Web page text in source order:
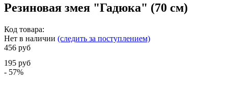
Резиновая змея "Гадюка" (70 см)
Код товара:
Нет в наличии (следить за поступлением)
456 руб
195 руб
- 57%